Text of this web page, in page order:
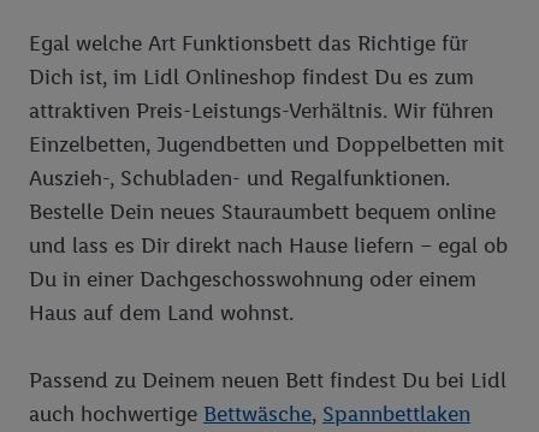
Egal welche Art Funktionsbett das Richtige für
Dich ist, im Lidl Onlineshop findest Du es zum
attraktiven Preis-Leistungs-Verhältnis. Wir führen
Einzelbetten, Jugendbetten und Doppelbetten mit
Auszieh-, Schubladen- und Regalfunktionen.
Bestelle Dein neues Stauraumbett bequem online
und lass es Dir direkt nach Hause liefern – egal ob
Du in einer Dachgeschosswohnung oder einem
Haus auf dem Land wohnst.
Passend zu Deinem neuen Bett findest Du bei Lidl
auch hochwertige Bettwäsche, Spannbettlaken